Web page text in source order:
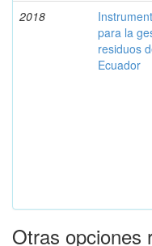
2018
para la
residuos
Ecuador
Otras opciones